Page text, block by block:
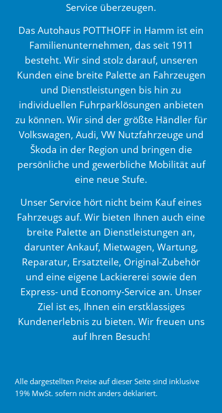
Service überzeugen.
Das Autohaus POTTHOFF in Hamm ist ein
Familienunternehmen, das seit 1911
besteht. Wir sind stolz darauf, unseren
Kunden eine breite Palette an Fahrzeugen
und Dienstleistungen bis hin zu
individuellen Fuhrparklösungen anbieten
zu können. Wir sind der größte Händler für
Volkswagen, Audi, VW Nutzfahrzeuge und
Škoda in der Region und bringen die
persönliche und gewerbliche Mobilität auf
eine neue Stufe.
Unser Service hört nicht beim Kauf eines
Fahrzeugs auf. Wir bieten Ihnen auch eine
breite Palette an Dienstleistungen an,
darunter Ankauf, Mietwagen, Wartung,
Reparatur, Ersatzteile, Original-Zubehör
und eine eigene Lackiererei sowie den
Express- und Economy-Service an. Unser
Ziel ist es, Ihnen ein erstklassiges
Kundenerlebnis zu bieten. Wir freuen uns
auf Ihren Besuch!
Alle dargestellten Preise auf dieser Seite sind inklusive
19% MwSt. sofern nicht anders deklariert.